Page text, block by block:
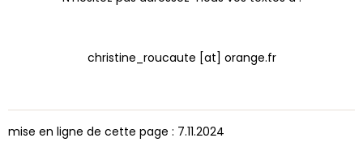
christine_roucaute [at] orange.fr
mise en ligne de cette page : 7.11.2024